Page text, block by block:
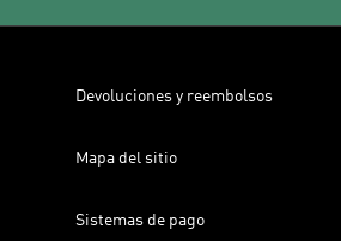
Devoluciones y reembolsos
Mapa del sitio
Sistemas de pago